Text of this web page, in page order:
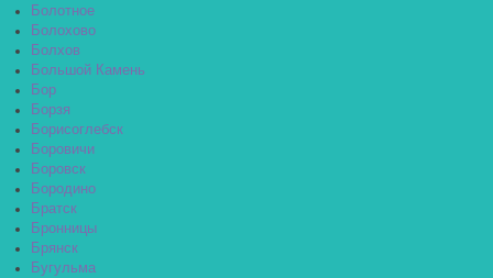
Болотное
Болохово
Болхов
Большой Камень
Бор
Борзя
Борисоглебск
Боровичи
Боровск
Бородино
Братск
Бронницы
Брянск
Бугульма